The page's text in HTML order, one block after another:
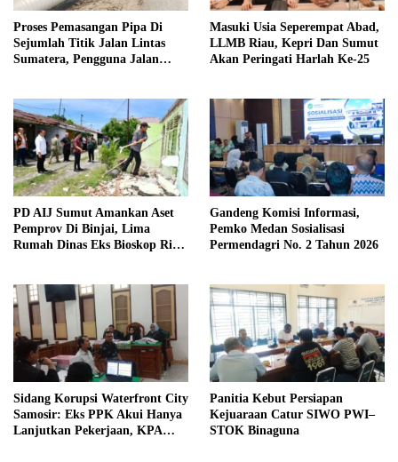
Proses Pemasangan Pipa Di
Sejumlah Titik Jalan Lintas
Sumatera, Pengguna Jalan
Masuki Usia Seperempat Abad,
LLMB Riau, Kepri Dan Sumut
Akan Peringati Harlah Ke-25
PD AIJ Sumut Amankan Aset
Pemprov Di Binjai, Lima
Rumah Dinas Eks Bioskop Ria
Gandeng Komisi Informasi,
Pemko Medan Sosialisasi
Permendagri No. 2 Tahun 2026
Sidang Korupsi Waterfront City
Samosir: Eks PPK Akui Hanya
Lanjutkan Pekerjaan, KPA
Panitia Kebut Persiapan
Kejuaraan Catur SIWO PWI–
STOK Binaguna